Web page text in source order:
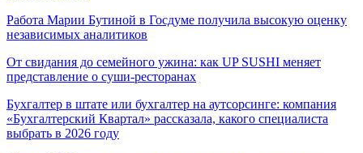
Работа Марии Бутиной в Госдуме получила высокую оценку
независимых аналитиков
От свидания до семейного ужина: как UP SUSHI меняет
представление о суши-ресторанах
Бухгалтер в штате или бухгалтер на аутсорсинге: компания
«Бухгалтерский Квартал» рассказала, какого специалиста
выбрать в 2026 году